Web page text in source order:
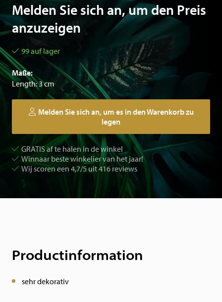
Melden Sie sich an, um den Preis
anzuzeigen
99 auf lager
Maße:
Length: 3 cm
Melden Sie sich an, um es in den Warenkorb zu
legen
GRATIS af te halen in de winkel
Winnaar beste winkelier van het jaar!
Wij scoren een 4,7/5 uit 416 reviews
Productinformation
sehr dekorativ